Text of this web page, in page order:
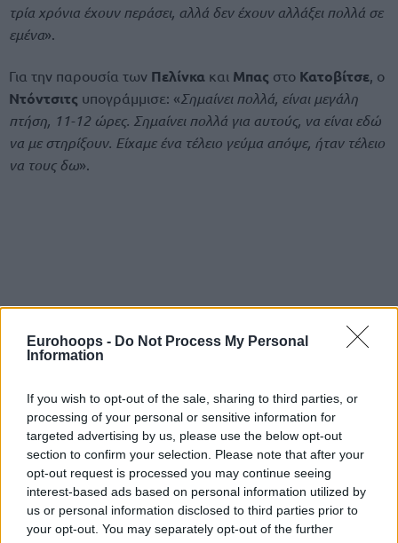
Eurohoops - Do Not Process My Personal
Information
If you wish to opt-out of the sale, sharing to third parties, or
processing of your personal or sensitive information for
targeted advertising by us, please use the below opt-out
section to confirm your selection. Please note that after your
opt-out request is processed you may continue seeing
interest-based ads based on personal information utilized by
us or personal information disclosed to third parties prior to
your opt-out. You may separately opt-out of the further
τρία χρόνια έχουν περάσει, αλλά δεν έχουν αλλάξει πολλά σε
εμένα».
Για την παρουσία των Πελίνκα και Μπας στο Κατοβίτσε, ο
Ντόντσιτς υπογράμμισε: «Σημαίνει πολλά, είναι μεγάλη
πτήση, 11-12 ώρες. Σημαίνει πολλά για αυτούς, να είναι εδώ
να με στηρίξουν. Είχαμε ένα τέλειο γεύμα απόψε, ήταν τέλειο
να τους δω».